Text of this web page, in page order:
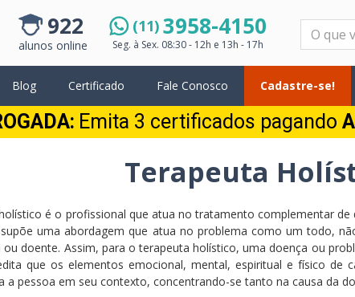
922
alunos online
(11)3958-4150
Seg. à Sex. 08:30 - 12h e 13h - 17h
Pesquisar
Blog Certificado Fale Conosco Cadastre-se!
Emita 3 certificados pagando
Terapeuta
é o profissional que atua no tratamento complementar de
uma abordagem que atua no problema como um todo,
doente. Assim, para o terapeuta holístico, uma doença ou
que os elementos emocional, mental, espiritual e físico de
a pessoa em seu contexto, concentrando-se tanto na causa da